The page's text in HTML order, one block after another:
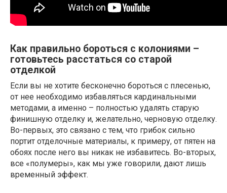
Как правильно бороться с колониями –
готовьтесь расстаться со старой
отделкой
Если вы не хотите бесконечно бороться с плесенью,
от нее необходимо избавляться кардинальными
методами, а именно – полностью удалять старую
финишную отделку и, желательно, черновую отделку.
Во-первых, это связано с тем, что грибок сильно
портит отделочные материалы, к примеру, от пятен на
обоях после него вы никак не избавитесь. Во-вторых,
все «полумеры», как мы уже говорили, дают лишь
временный эффект.